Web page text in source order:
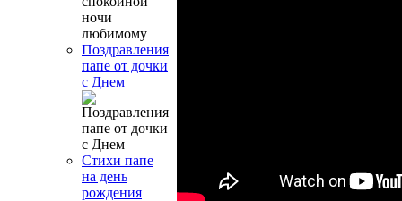
Поздравления
папе от дочки
с Днем
Стихи папе
на день
рождения